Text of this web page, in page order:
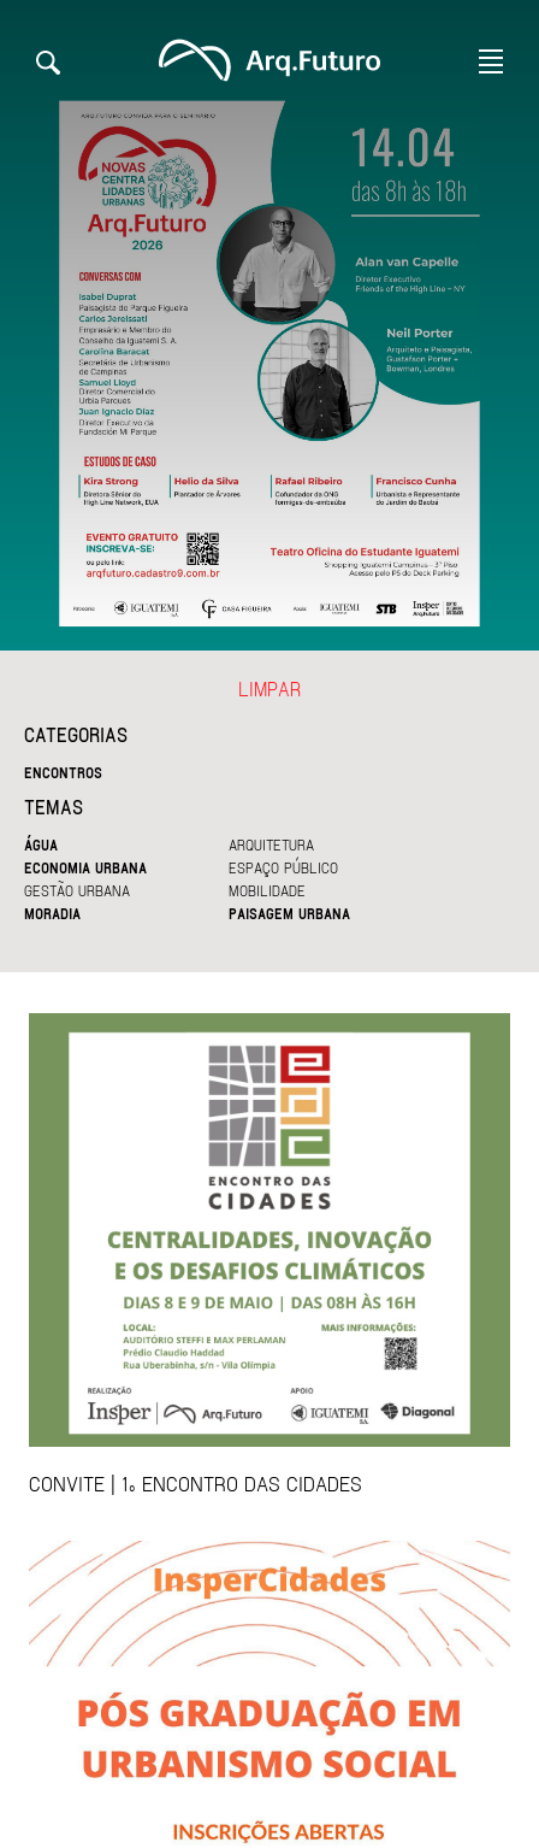
CATEGORIAS
ENCONTROS
TEMAS
ÁGUA
ARQUITETURA
ECONOMIA URBANA
ESPAÇO PÚBLICO
GESTÃO URBANA
MOBILIDADE
MORADIA
PAISAGEM URBANA
LIMPAR
CONVITE | 1º ENCONTRO DAS CIDADES